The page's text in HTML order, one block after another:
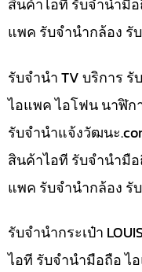
สินค้าไอที รับจำนำมื
แพค รับจำนำกล้อง รับ
รับจำนำ TV บริการ
ไอแพค ไอโฟน นาฬิก
รับจํานําแจ้งวัฒนะ
สินค้าไอที รับจำนำมื
แพค รับจำนำกล้อง รั
รับจำนำกระเป๋า
ไอที รับจำนำมือถือ ไ